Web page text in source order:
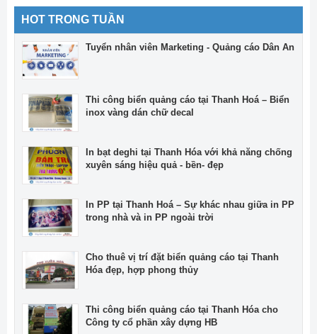
HOT TRONG TUẦN
Tuyển nhân viên Marketing - Quảng cáo Dân An
Thi công biển quảng cáo tại Thanh Hoá – Biển
inox vàng dán chữ decal
In bạt deghi tại Thanh Hóa với khả năng chống
xuyên sáng hiệu quả - bền- đẹp
In PP tại Thanh Hoá – Sự khác nhau giữa in PP
trong nhà và in PP ngoài trời
Cho thuê vị trí đặt biển quảng cáo tại Thanh
Hóa đẹp, hợp phong thủy
Thi công biển quảng cáo tại Thanh Hóa cho
Công ty cổ phần xây dựng HB